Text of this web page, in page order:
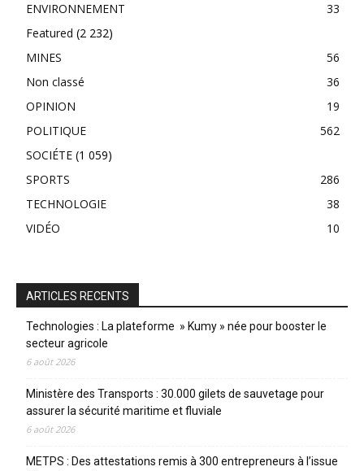
ENVIRONNEMENT
33
Featured (2 232)
MINES
56
Non classé
36
OPINION
19
POLITIQUE
562
SOCIÉTE (1 059)
SPORTS
286
TECHNOLOGIE
38
VIDÉO
10
ARTICLES RECENTS
Technologies : La plateforme » Kumy » née pour booster le
secteur agricole
6 août 2026
Ministère des Transports : 30.000 gilets de sauvetage pour
assurer la sécurité maritime et fluviale
6 août 2026
METPS : Des attestations remis à 300 entrepreneurs à l’issue